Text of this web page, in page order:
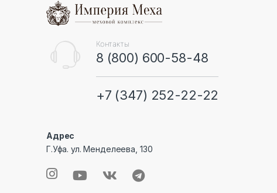
Контакты
8 (800) 600-58-48
+7 (347) 252-22-22
Адрес
Г.Уфа. ул. Менделеева, 130